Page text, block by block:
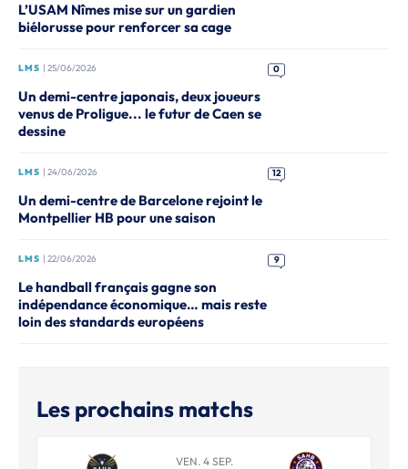
L’USAM Nîmes mise sur un gardien
biélorusse pour renforcer sa cage
LMS | 25/06/2026 0
Un demi-centre japonais, deux joueurs
venus de Proligue... le futur de Caen se
dessine
LMS | 24/06/2026 12
Un demi-centre de Barcelone rejoint le
Montpellier HB pour une saison
LMS | 22/06/2026 9
Le handball français gagne son
indépendance économique… mais reste
loin des standards européens
Les prochains matchs
VEN. 4 SEP.